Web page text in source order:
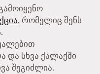
, რომელიც შენს
და სხვა ქალაქში
შეგიძლია.